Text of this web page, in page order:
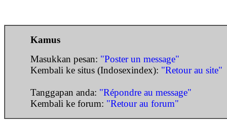
Kamus
Masukkan pesan: "Poster un message"
Kembali ke situs (Indosexindex): "Retour au site"
Tanggapan anda: "Répondre au message"
Kembali ke forum: "Retour au forum"